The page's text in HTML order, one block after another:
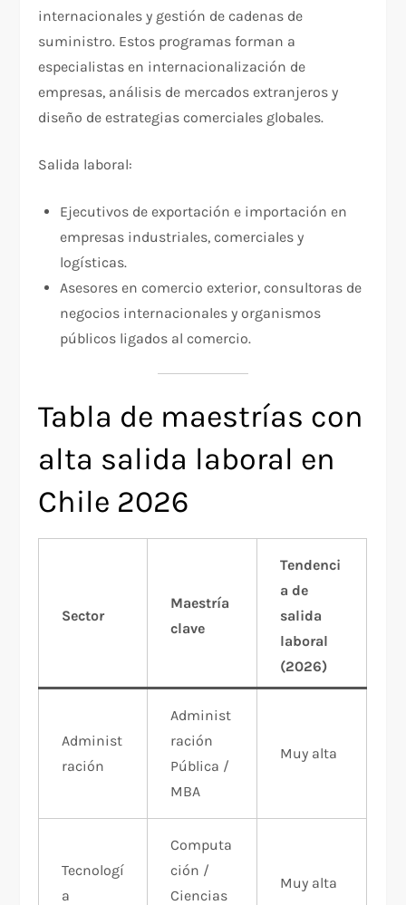
internacionales y gestión de cadenas de
suministro. Estos programas forman a
especialistas en internacionalización de
empresas, análisis de mercados extranjeros y
diseño de estrategias comerciales globales.
Salida laboral:
Ejecutivos de exportación e importación en
empresas industriales, comerciales y
logísticas.​
Asesores en comercio exterior, consultoras de
negocios internacionales y organismos
públicos ligados al comercio.​
Tabla de maestrías con
alta salida laboral en
Chile 2026
Sector
Maestría
clave
Tendenci
a de
salida
laboral
(2026)
Administ
ración
Administ
ración
Pública /
MBA
Muy alta
Tecnologí
a
Computa
ción /
Ciencias
Muy alta